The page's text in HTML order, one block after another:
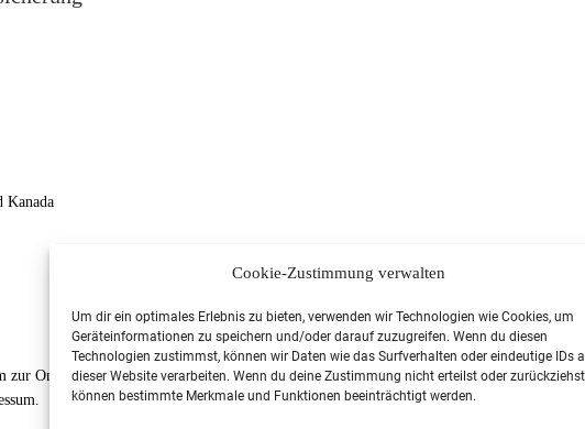
Cookie-Zustimmung verwalten
Um dir ein optimales Erlebnis zu bieten, verwenden wir Technologien wie Cookies, um
Geräteinformationen zu speichern und/oder darauf zuzugreifen. Wenn du diesen
Technologien zustimmst, können wir Daten wie das Surfverhalten oder eindeutige IDs
dieser Website verarbeiten. Wenn du deine Zustimmung nicht erteilst oder
können bestimmte Merkmale und Funktionen beeinträchtigt werden.
Kanada
Online-Streitbeilegung (OS) bereit: https://ec.europa.eu/consumers/odr/.